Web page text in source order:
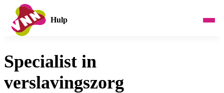
Hulp
Specialist in
verslavingszorg